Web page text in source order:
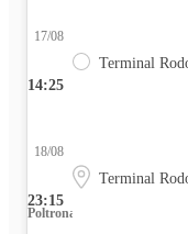
14:25
17/08
Terminal
23:15
18/08
Terminal
Poltrona